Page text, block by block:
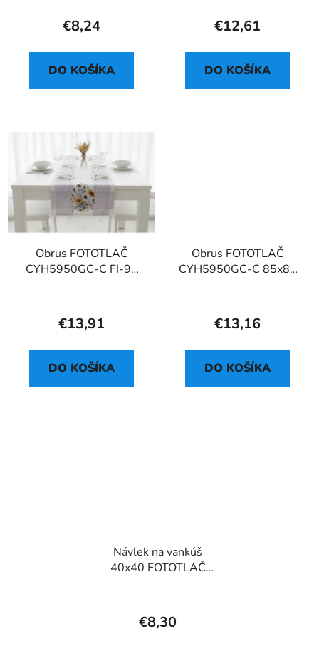
€8,24
DO KOŠÍKA
€12,61
DO KOŠÍKA
Obrus FOTOTLAČ
CYH5950GC-C FI-90
€13,91
DO KOŠÍKA
Obrus FOTOTLAČ
CYH5950GC-C 85x85
€13,16
DO KOŠÍKA
Návlek na vankúš
40x40 FOTOTLAČ
€8,30